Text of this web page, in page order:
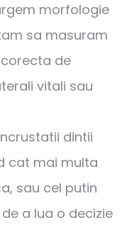
morfologie
sa masuram
de
vitali sau
dintii
cat mai multa
sau cel putin
a lua o decizie